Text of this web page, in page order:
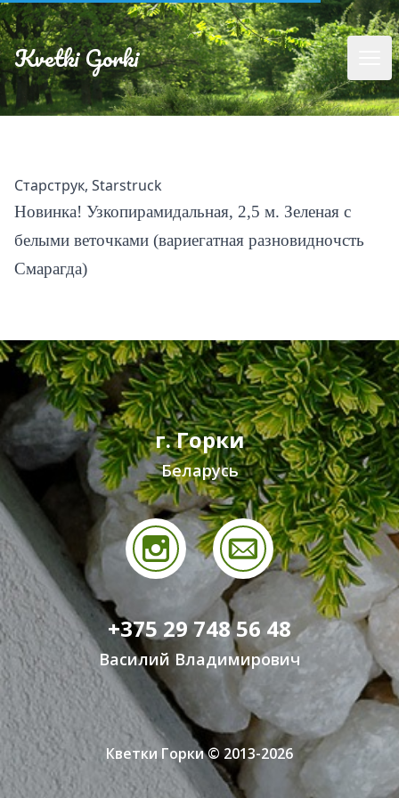
Kvetki Gorki
Старструк, Starstruck
Новинка! Узкопирамидальная, 2,5 м. Зеленая с
белыми веточками (вариегатная разновидночсть
Смарагда)
г. Горки
Беларусь
+375 29 748 56 48
Василий Владимирович
Кветки Горки © 2013-2026